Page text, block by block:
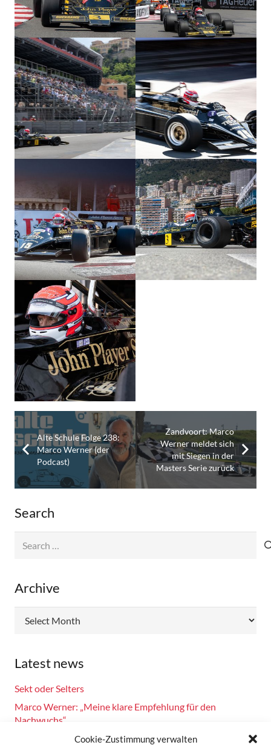
Cookie-Zustimmung verwalten
Alte Schule Folge 238:
Marco Werner (der
Podcast)
Zandvoort: Marco
Werner meldet sich
mit Siegen in der
Masters Serie zurück
Search
Archive
Latest news
Sekt oder Selters
Marco Werner: „Meine klare Empfehlung für den
Nachwuchs“
Fahrsicherheitstraining am 14.10.2024